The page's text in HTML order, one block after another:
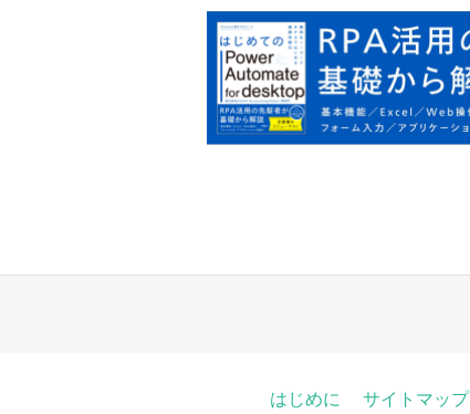
ゲ
ー
シ
ョ
はじめに サイトマップ